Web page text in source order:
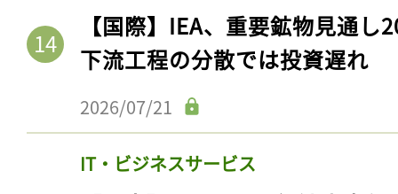
【国際】IEA、重要鉱物見通
下流工程の分散では投資遅れ
2026/07/21
IT・ビジネスサービス